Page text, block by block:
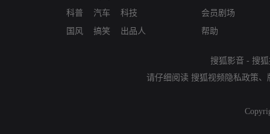
科普
国风
汽车
搞笑
科技
出品人
会员剧场
帮助
搜狐影音 - 搜
请仔细阅读 搜狐视频隐私政策、